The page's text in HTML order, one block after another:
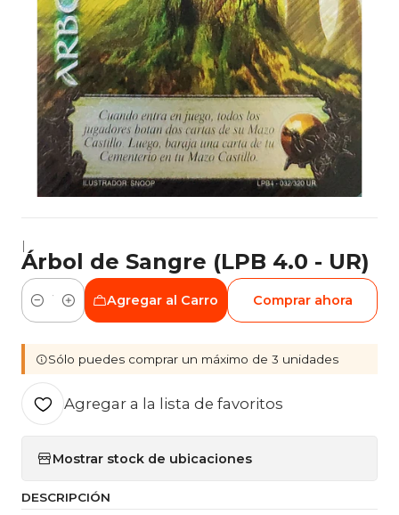
|
Árbol de Sangre (LPB 4.0 - UR)
Cantidad
Agregar al Carro Comprar ahora
Sólo puedes comprar un máximo de 3 unidades
Agregar a la lista de favoritos
Mostrar stock de ubicaciones
DESCRIPCIÓN